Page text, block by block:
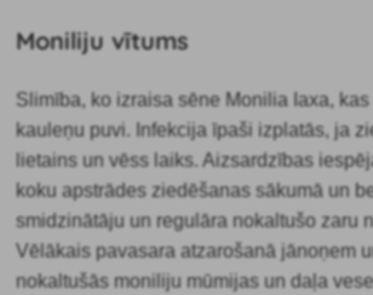
Moniliju vītums
Slimība, ko izraisa sēne Monilia Iaxa,
kauleņu puvi. Infekcija īpaši izplatās, ja
lietains un vēss laiks. Aizsardzības
koku apstrādes ziedēšanas sākumā un
smidzinātāju un regulāra nokaltušo zaru
Vēlākais pavasara atzarošanā jānoņem
nokaltušās moniliju mūmijas un daļa